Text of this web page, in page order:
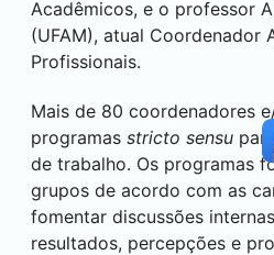
Acadêmicos, e o professor
(UFAM), atual Coordenador
Profissionais.
Mais de 80 coordenadores
programas stricto sensu
de trabalho. Os programas
grupos de acordo com as
fomentar discussões
resultados, percepções e